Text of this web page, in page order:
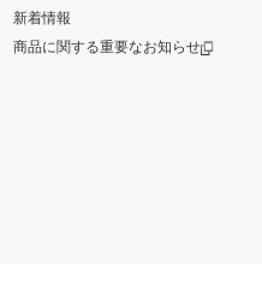
新着情報
商品に関する重要なお知らせ